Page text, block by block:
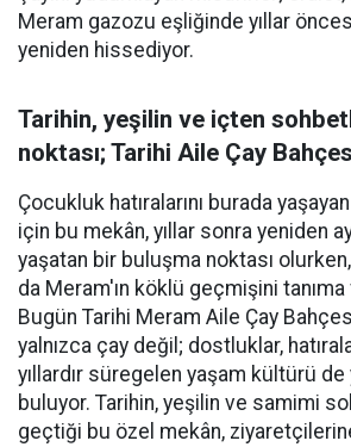
Meram gazozu eşliğinde yıllar
yeniden hissediyor.
Tarihin, yeşilin ve içten
noktası; Tarihi Aile Çay
Çocukluk hatıralarını burada
için bu mekân, yıllar sonra yeniden
yaşatan bir buluşma noktası
da Meram'ın köklü geçmişini tanıma
Bugün Tarihi Meram Aile Çay
yalnızca çay değil; dostluklar,
yıllardır süregelen yaşam kültürü
buluyor. Tarihin, yeşilin ve samimi
geçtiği bu özel mekân,